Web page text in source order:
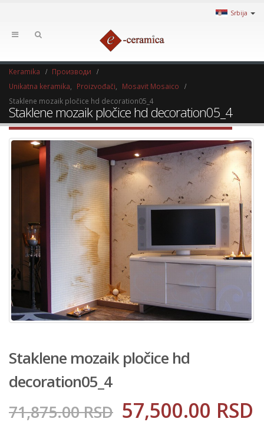
Srbija
Keramika
Производи
Unikatna keramika
Proizvođači
Mosavit Mosaico
Staklene mozaik pločice hd decoration05_4
Staklene mozaik pločice hd decoration05_4
Staklene mozaik pločice hd
decoration05_4
71,875.00RSD 57,500.00 RSD